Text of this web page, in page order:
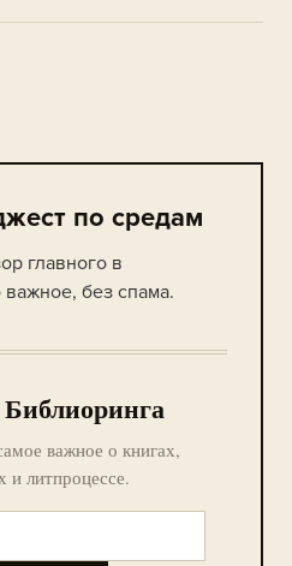
по средам
главного в
важное, без спама.
важное о книгах,
и литпроцессе.